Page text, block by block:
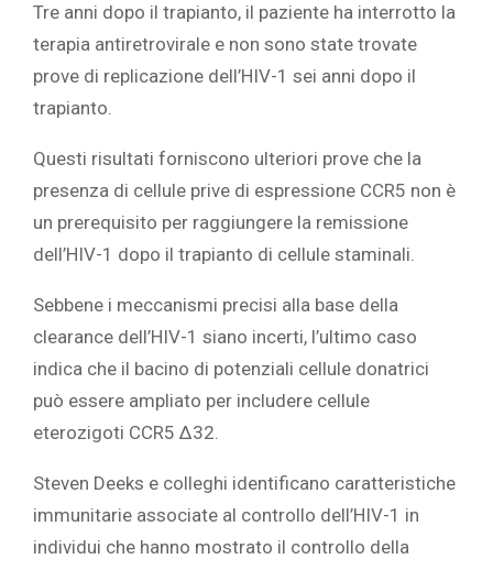
Tre anni dopo il trapianto, il paziente ha interrotto la
terapia antiretrovirale e non sono state trovate
prove di replicazione dell’HIV-1 sei anni dopo il
trapianto.
Questi risultati forniscono ulteriori prove che la
presenza di cellule prive di espressione CCR5 non è
un prerequisito per raggiungere la remissione
dell’HIV-1 dopo il trapianto di cellule staminali.
Sebbene i meccanismi precisi alla base della
clearance dell’HIV-1 siano incerti, l’ultimo caso
indica che il bacino di potenziali cellule donatrici
può essere ampliato per includere cellule
eterozigoti CCR5 Δ32.
Steven Deeks e colleghi identificano caratteristiche
immunitarie associate al controllo dell’HIV-1 in
individui che hanno mostrato il controllo della